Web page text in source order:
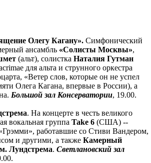
Олегу Кагану». Симфонический
ансамбль «Солисты Москвы»,
(альт), солистка Наталия Гутман
для альта и струнного оркестра
«Ветер слов, которые он не успел
Олега Кагана, впервые в России), а
Большой зал Консерватории, 19.00.
. На концерте в честь великого
вокальная группа Take 6 (США) --
работавшие со Стиви Вандером,
и другими, а также Камерный
Лундстрема. Светлановский зал